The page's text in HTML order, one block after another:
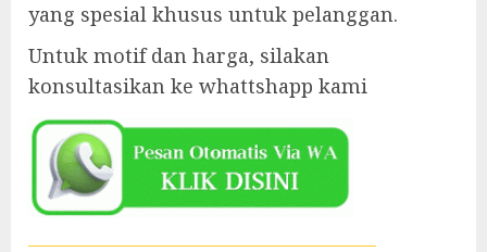
yang spesial khusus untuk pelanggan.
Untuk motif dan harga, silakan
konsultasikan ke whattshapp kami